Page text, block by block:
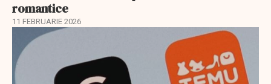
romantice
11 FEBRUARIE 2026